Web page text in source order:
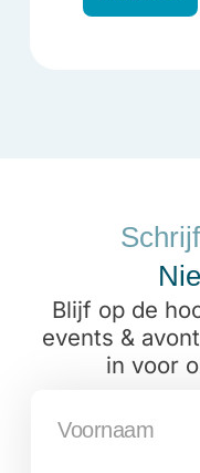
Blijf op de
events &
in voor